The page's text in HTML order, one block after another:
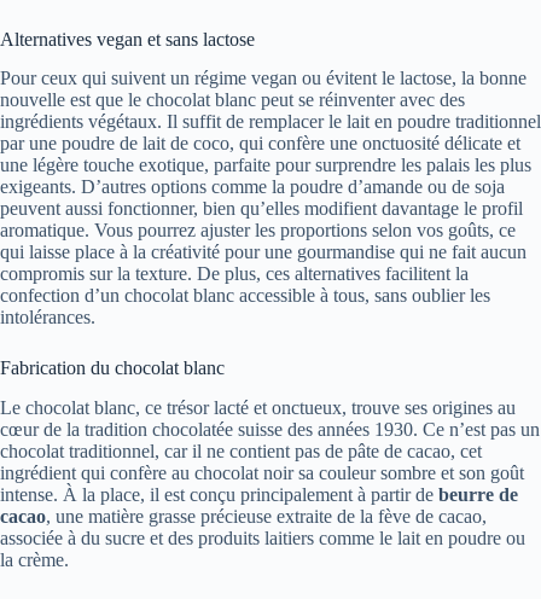
Alternatives vegan et sans lactose
Pour ceux qui suivent un régime vegan ou évitent le lactose, la bonne
nouvelle est que le chocolat blanc peut se réinventer avec des
ingrédients végétaux. Il suffit de remplacer le lait en poudre traditionnel
par une poudre de lait de coco, qui confère une onctuosité délicate et
une légère touche exotique, parfaite pour surprendre les palais les plus
exigeants. D’autres options comme la poudre d’amande ou de soja
peuvent aussi fonctionner, bien qu’elles modifient davantage le profil
aromatique. Vous pourrez ajuster les proportions selon vos goûts, ce
qui laisse place à la créativité pour une gourmandise qui ne fait aucun
compromis sur la texture. De plus, ces alternatives facilitent la
confection d’un chocolat blanc accessible à tous, sans oublier les
intolérances.
Fabrication du chocolat blanc
Le chocolat blanc, ce trésor lacté et onctueux, trouve ses origines au
cœur de la tradition chocolatée suisse des années 1930. Ce n’est pas un
chocolat traditionnel, car il ne contient pas de pâte de cacao, cet
ingrédient qui confère au chocolat noir sa couleur sombre et son goût
intense. À la place, il est conçu principalement à partir de beurre de
cacao, une matière grasse précieuse extraite de la fève de cacao,
associée à du sucre et des produits laitiers comme le lait en poudre ou
la crème.